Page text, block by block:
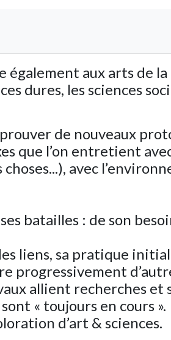
aux arts de la
dures, les sciences
de nouveaux
que l’on entretient
avec
batailles : de son
liens, sa pratique
progressivement
allient recherches et
« toujours en cours
d’art & sciences.